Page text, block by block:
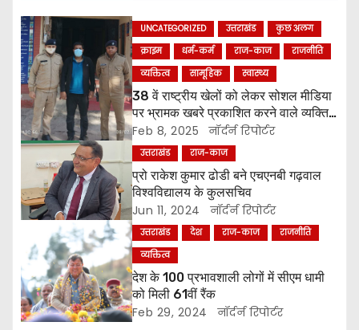
t
n
a
v
i
g
a
t
i
o
UNCATEGORIZED उत्तराखंड
कुछ अलग
क्राइम
धर्म-कर्म राज-काज
राजनीति
व्यक्तित्व
सामूहिक स्वास्थ्य
38 वें राष्ट्रीय खेलों को लेकर सोशल मीडिया
पर भ्रामक खबरे प्रकाशित करने वाले व्यक्ति
को किया पुलिस ने गिरफ्तार ।
Feb 8, 2025 नॉर्दर्न रिपोर्टर
उत्तराखंड राज-काज
प्रो राकेश कुमार ढोडी बने एचएनबी गढ़वाल
विश्वविद्यालय के कुलसचिव
Jun 11, 2024 नॉर्दर्न रिपोर्टर
उत्तराखंड देश राज-काज
राजनीति
व्यक्तित्व
देश के 100 प्रभावशाली लोगों में सीएम धामी
को मिली 61वीं रैंक
Feb 29, 2024 नॉर्दर्न रिपोर्टर